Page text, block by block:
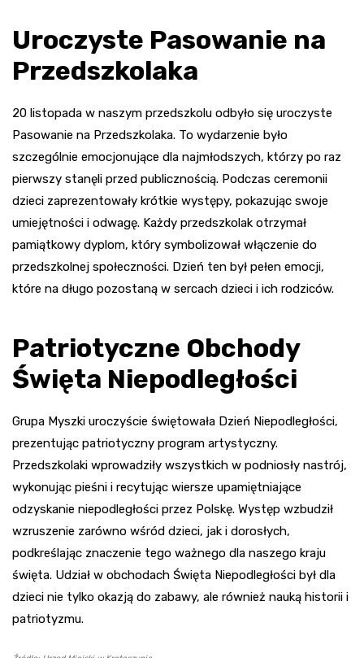
Uroczyste Pasowanie na
Przedszkolaka
20 listopada w naszym przedszkolu odbyło się uroczyste
Pasowanie na Przedszkolaka. To wydarzenie było
szczególnie emocjonujące dla najmłodszych, którzy po raz
pierwszy stanęli przed publicznością. Podczas ceremonii
dzieci zaprezentowały krótkie występy, pokazując swoje
umiejętności i odwagę. Każdy przedszkolak otrzymał
pamiątkowy dyplom, który symbolizował włączenie do
przedszkolnej społeczności. Dzień ten był pełen emocji,
które na długo pozostaną w sercach dzieci i ich rodziców.
Patriotyczne Obchody
Święta Niepodległości
Grupa Myszki uroczyście świętowała Dzień Niepodległości,
prezentując patriotyczny program artystyczny.
Przedszkolaki wprowadziły wszystkich w podniosły nastrój,
wykonując pieśni i recytując wiersze upamiętniające
odzyskanie niepodległości przez Polskę. Występ wzbudził
wzruszenie zarówno wśród dzieci, jak i dorosłych,
podkreślając znaczenie tego ważnego dla naszego kraju
święta. Udział w obchodach Święta Niepodległości był dla
dzieci nie tylko okazją do zabawy, ale również nauką historii i
patriotyzmu.